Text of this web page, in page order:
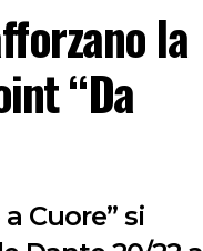
la
“Da
Cuore” si